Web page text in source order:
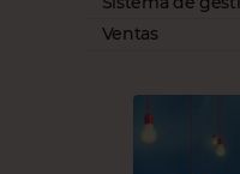
Ventas